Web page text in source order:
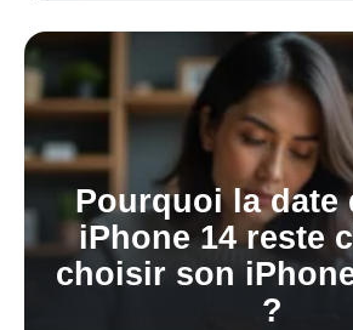
Pourquoi la date
iPhone 14 reste
choisir son
?